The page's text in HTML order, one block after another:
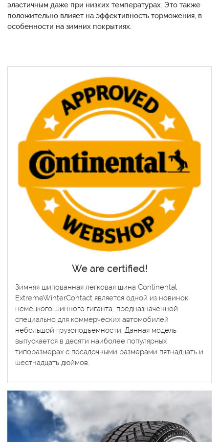
эластичным даже при низких температурах. Это также
положительно влияет на эффективность торможения, в
особенности на зимних покрытиях.
We are certified!
Зимняя шипованная легковая шина Continental
ExtremeWinterContact является одной из новинок
немецкого шинного гиганта, предназначенной
специально для коммерческих автомобилей
небольшой грузоподъемности. Данная модель
выпускается в десяти наиболее популярных
типоразмерах с посадочными размерами пятнадцать и
шестнадцать дюймов.